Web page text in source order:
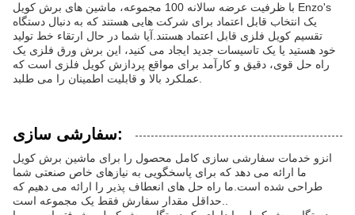
با ظرفیت عرضه سالانه 100 مجموعه، ماشین های برش کویل Enzo's
یک انتخاب قابل اعتماد برای شرکت هایی هستند که به دنبال دستگاه
تقسیم کویل فلزی قابل اعتماد هستند.آیا شما در حال ارتقاء خط تولید
خود هستید یا یک تاسیسات جدید ایجاد می کنید، این برش ورق فلزی یک
راه حل قوی، دقیق و کارآمد برای مواقع پردازش کویل فلزی است که
سفارشی سازی:
انزو خدمات سفارشی سازی کامل محصول را برای ماشین برش کویل
ما ارائه می دهد که برای پاسخگویی به نیازهای خاص صنعتی شما
طراحی شده است.ما راه حل های انعطاف پذیر را ارائه می دهیم که